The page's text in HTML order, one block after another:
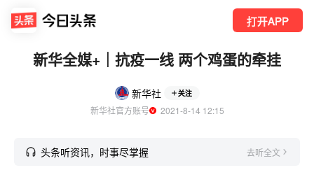
打开APP
新华全媒+｜抗疫一线 两个鸡蛋的牵挂
新华社 关注
新华社官方账号
  2021-8-14 12:15
头条听资讯，时事尽掌握 去听全文